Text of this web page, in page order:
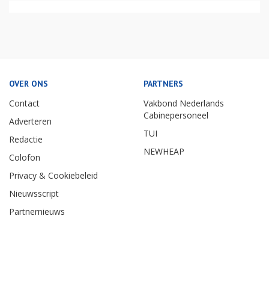
OVER ONS
Contact
Adverteren
Redactie
Colofon
Privacy & Cookiebeleid
Nieuwsscript
Partnernieuws
PARTNERS
Vakbond Nederlands
Cabinepersoneel
TUI
NEWHEAP